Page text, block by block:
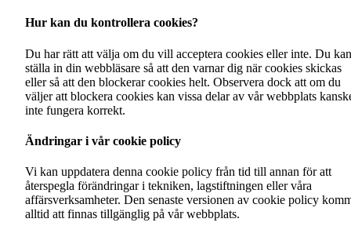
Hur kan du kontrollera cookies?
Du har rätt att välja om du vill acceptera cookies eller inte. Du kan
ställa in din webbläsare så att den varnar dig när cookies skickas
eller så att den blockerar cookies helt. Observera dock att om du
väljer att blockera cookies kan vissa delar av vår webbplats
inte fungera korrekt.
Ändringar i vår cookie policy
Vi kan uppdatera denna cookie policy från tid till annan för att
återspegla förändringar i tekniken, lagstiftningen eller våra
affärsverksamheter. Den senaste versionen av cookie policy
alltid att finnas tillgänglig på vår webbplats.